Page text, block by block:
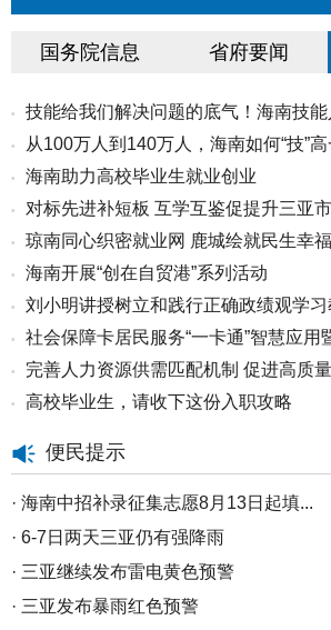
国务院信息 省府要闻
• 技能给我们解决问题的底气！海南技
业升...
• 从100万人到140万人，海南如何“技”高
• 海南助力高校毕业生就业创业
• 对标先进补短板 互学互鉴促提升三亚
海口...
• 琼南同心织密就业网 鹿城绘就民生
协同...
• 海南开展“创在自贸港”系列活动
• 刘小明讲授树立和践行正确政绩观学
• 社会保障卡居民服务“一卡通”智慧应用
活...
• 完善人力资源供需匹配机制 促进高质
• 高校毕业生，请收下这份入职攻略
便民提示
· 海南中招补录征集志愿8月13日起填...
· 6-7日两天三亚仍有强降雨
· 三亚继续发布雷电黄色预警
· 三亚发布暴雨红色预警